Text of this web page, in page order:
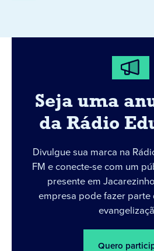
Seja uma
da Rádio
Divulgue sua marca na
FM e conecte-se com um
presente em
empresa pode fazer parte
Quero